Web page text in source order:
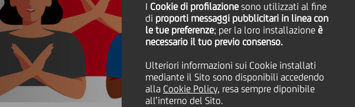
I Cookie di profilazione sono utilizzati al fine
di proporti messaggi pubblicitari in linea con
le tue preferenze; per la loro installazione è
necessario il tuo previo consenso.
Ulteriori informazioni sui Cookie installati
mediante il Sito sono disponibili accedendo
alla Cookie Policy, resa sempre diponibile
all’interno del Sito.